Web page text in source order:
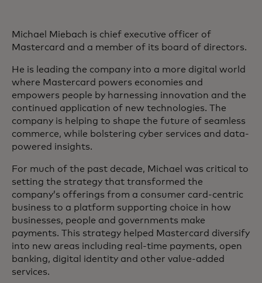
Michael Miebach is chief executive officer of
Mastercard and a member of its board of directors.
He is leading the company into a more digital world
where Mastercard powers economies and
empowers people by harnessing innovation and the
continued application of new technologies. The
company is helping to shape the future of seamless
commerce, while bolstering cyber services and data-
powered insights.
For much of the past decade, Michael was critical to
setting the strategy that transformed the
company’s offerings from a consumer card-centric
business to a platform supporting choice in how
businesses, people and governments make
payments. This strategy helped Mastercard diversify
into new areas including real-time payments, open
banking, digital identity and other value-added
services.